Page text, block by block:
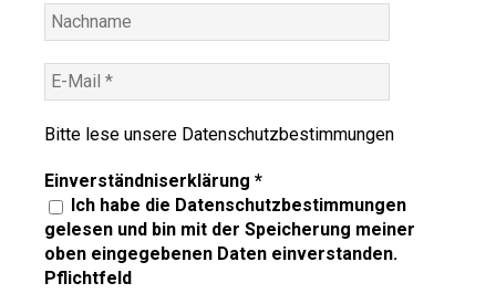
Bitte lese unsere Datenschutzbestimmungen
Einverständniserklärung *
Ich habe die Datenschutzbestimmungen
gelesen und bin mit der Speicherung meiner
oben eingegebenen Daten einverstanden.
Pflichtfeld